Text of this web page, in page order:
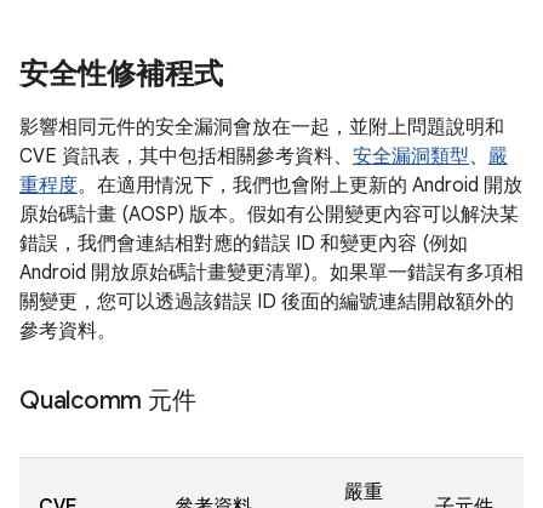
安全性修補程式
影響相同元件的安全漏洞會放在一起，並附上問題說明和
CVE 資訊表，其中包括相關參考資料、 安全漏洞類型、 嚴
重程度。在適用情況下，我們也會附上更新的 Android 開放
原始碼計畫 (AOSP) 版本。假如有公開變更內容可以解決某
錯誤，我們會連結相對應的錯誤 ID 和變更內容 (例如
Android 開放原始碼計畫變更清單)。如果單一錯誤有多項相
關變更，您可以透過該錯誤 ID 後面的編號連結開啟額外的
參考資料。
Qualcomm 元件
嚴重